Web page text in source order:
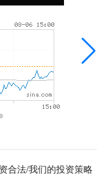
合法/我们的投资策略